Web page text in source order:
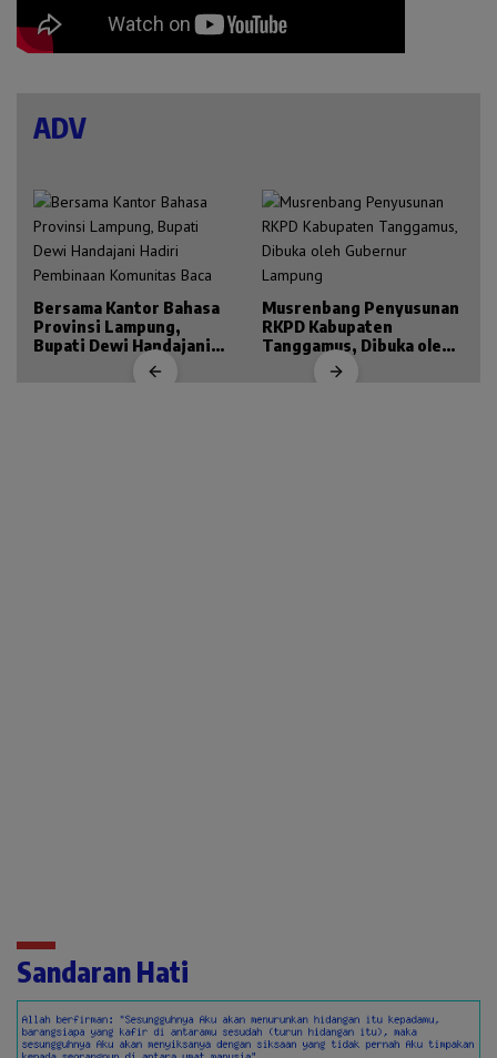
ADV
Bersama Kantor Bahasa
Provinsi Lampung,
Bupati Dewi Handajani
Hadiri Pembinaan
Komunitas Baca
Musrenbang Penyusunan
RKPD Kabupaten
Tanggamus, Dibuka oleh
Gubernur Lampung
Sandaran Hati